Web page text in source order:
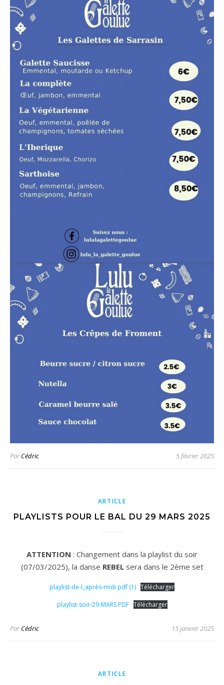
ParCédric 5 février 2025
ARTICLE
PLAYLISTS POUR LE BAL DU 29 MARS 2025
ATTENTION : Changement dans la playlist du soir
(07/03/2025), la danse REBELsera dans le 2ème set
playlist-de-l_après-midi pdf (1) Télécharger
playlist-soir-29-MARS PDF Télécharger
ParCédric 15 janvier 2025
ARTICLE